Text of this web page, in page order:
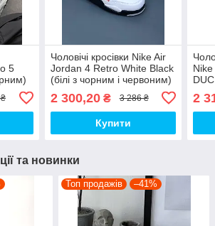
5
Чоловічі кросівки Nike Air
Jordan 4 Retro White Black
(білі з чорним і червоним)
спортивні кроси PD7362
top
2 300,20₴ 3 286 ₴
Купити
2
та новинки
Топ продажів –41%